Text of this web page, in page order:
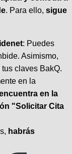
. Para ello, sigue
: Puedes
Asimismo,
claves BakQ.
en la
en la
"Solicitar Cita
habrás